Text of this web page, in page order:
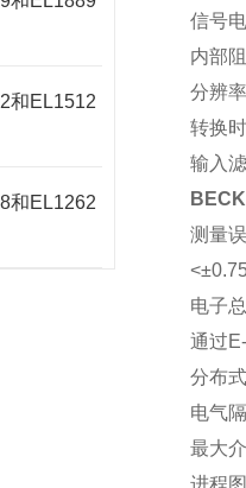
和EL1512
和EL1262
信号
内部
分辨
转换
输入
测量
电子
通过
分布
电气
最大
进程